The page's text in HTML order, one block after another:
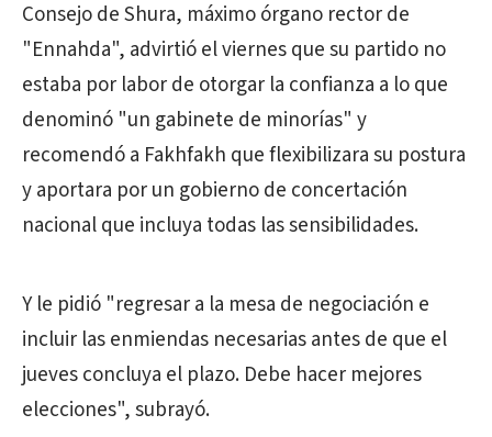
Consejo de Shura, máximo órgano rector de
"Ennahda", advirtió el viernes que su partido no
estaba por labor de otorgar la confianza a lo que
denominó "un gabinete de minorías" y
recomendó a Fakhfakh que flexibilizara su postura
y aportara por un gobierno de concertación
nacional que incluya todas las sensibilidades.
Y le pidió "regresar a la mesa de negociación e
incluir las enmiendas necesarias antes de que el
jueves concluya el plazo. Debe hacer mejores
elecciones", subrayó.